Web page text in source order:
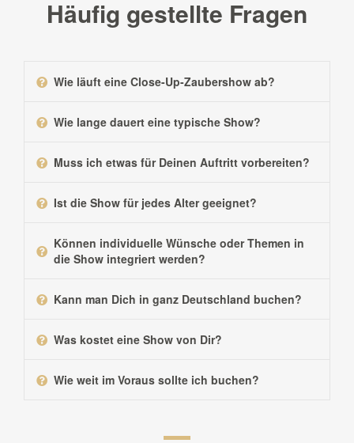
Häufig gestellte Fragen
Wie läuft eine Close-Up-Zaubershow ab?
Wie lange dauert eine typische Show?
Muss ich etwas für Deinen Auftritt vorbereiten?
Ist die Show für jedes Alter geeignet?
Können individuelle Wünsche oder Themen in
die Show integriert werden?
Kann man Dich in ganz Deutschland buchen?
Was kostet eine Show von Dir?
Wie weit im Voraus sollte ich buchen?